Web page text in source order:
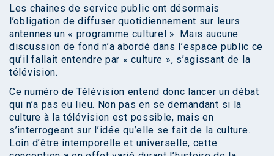
Les chaînes de service public ont désormais
l’obligation de diffuser quotidiennement sur leurs
antennes un « programme culturel ». Mais aucune
discussion de fond n’a abordé dans l’espace public ce
qu’il fallait entendre par « culture », s’agissant de la
télévision.
Ce numéro de Télévision entend donc lancer un débat
qui n’a pas eu lieu. Non pas en se demandant si la
culture à la télévision est possible, mais en
s’interrogeant sur l’idée qu’elle se fait de la culture.
Loin d’être intemporelle et universelle, cette